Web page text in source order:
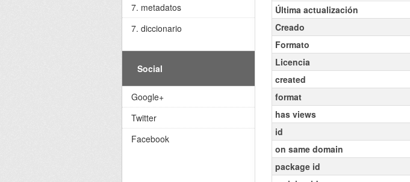
Última actualización
Creado
Formato
Licencia
created
format
has views
id
on same domain
package id
7. metadatos
7. diccionario
Social
Google+
Twitter
Facebook